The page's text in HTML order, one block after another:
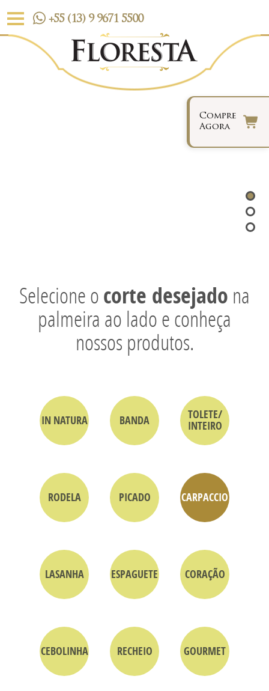
+55 (13) 9 9671 5500
Selecione ocorte desejado na
palmeira ao lado e conheça
nossos produtos.
IN NATURA BANDA TOLETE/
INTEIRO
RODELA PICADO CARPACCIO
LASANHA ESPAGUETE CORAÇÃO
CEBOLINHA RECHEIO GOURMET
Compre
Agora